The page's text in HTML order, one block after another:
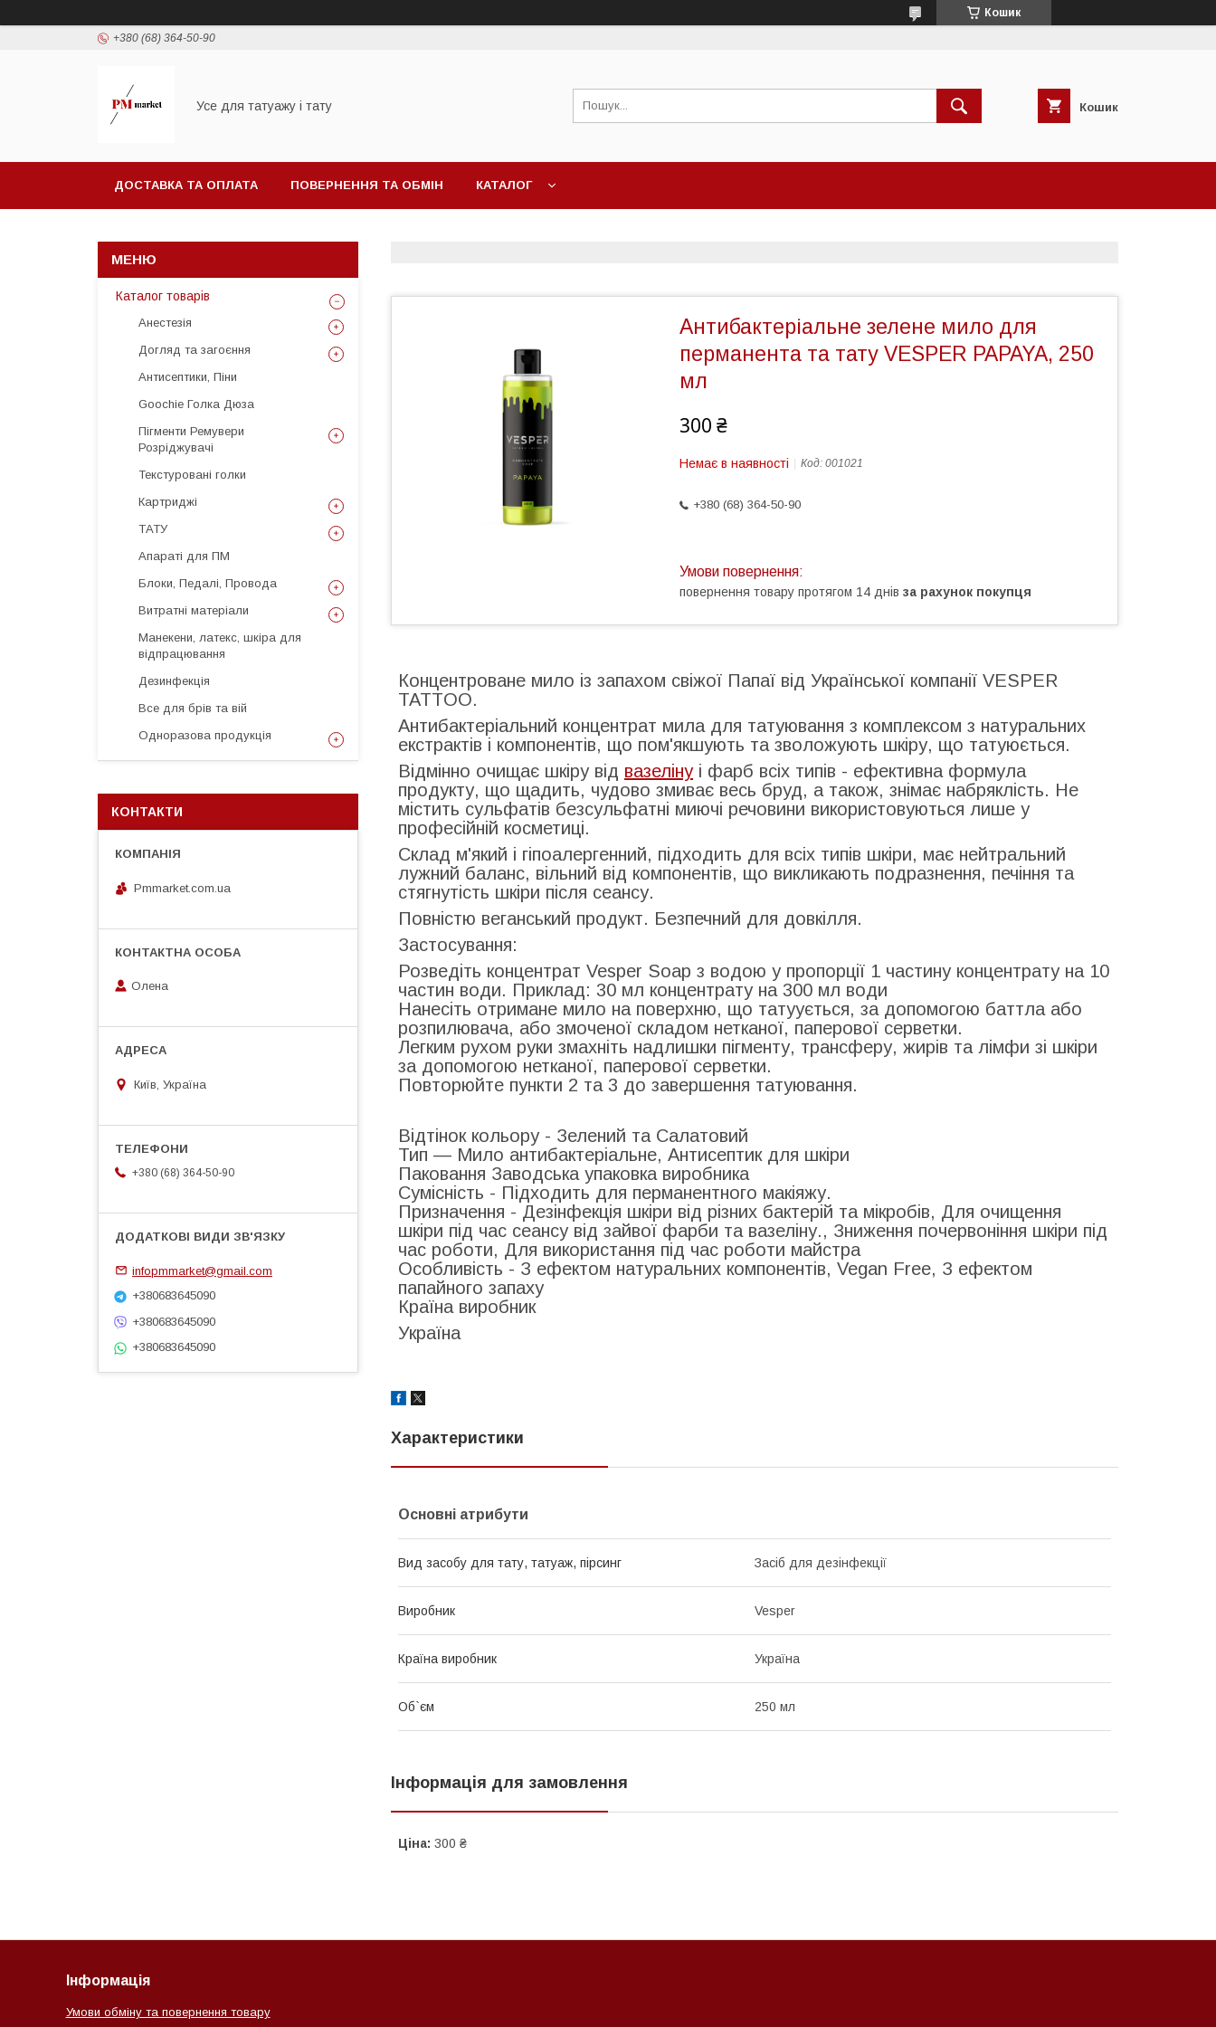
Кошик
+380 (68) 364-50-90
Усе для татуажу і тату Кошик
ДОСТАВКА ТА ОПЛАТА ПОВЕРНЕННЯ ТА ОБМІН КАТАЛОГ
Антибактеріальне зелене мило для
перманента та тату VESPER PAPAYA, 250
мл
300 ₴
Немає в наявності Код: 001021
+380 (68) 364-50-90
повернення товару протягом 14 днів за рахунок покупця
Концентроване мило із запахом свіжої Папаї від Української компанії VESPER
TATTOO.
Антибактеріальний концентрат мила для татуювання з комплексом з натуральних
екстрактів і компонентів, що пом'якшують та зволожують шкіру, що татуюється.
Відмінно очищає шкіру від вазелінуі фарб всіх типів - ефективна формула
продукту, що щадить, чудово змиває весь бруд, а також, знімає набряклість. Не
містить сульфатів безсульфатні миючі речовини використовуються лише у
професійній косметиці.
Склад м'який і гіпоалергенний, підходить для всіх типів шкіри, має нейтральний
лужний баланс, вільний від компонентів, що викликають подразнення, печіння та
стягнутість шкіри після сеансу.
Повністю веганський продукт. Безпечний для довкілля.
Застосування:
Розведіть концентрат Vesper Soap з водою у пропорції 1 частину концентрату на 10
частин води. Приклад: 30 мл концентрату на 300 мл води
Нанесіть отримане мило на поверхню, що татуується, за допомогою баттла або
розпилювача, або змоченої складом нетканої, паперової серветки.
Легким рухом руки змахніть надлишки пігменту, трансферу, жирів та лімфи зі шкіри
за допомогою нетканої, паперової серветки.
Повторюйте пункти 2 та 3 до завершення татуювання.
Відтінок кольору - Зелений та Салатовий
Тип — Мило антибактеріальне, Антисептик для шкіри
Паковання Заводська упаковка виробника
Сумісність - Підходить для перманентного макіяжу.
Призначення - Дезінфекція шкіри від різних бактерій та мікробів, Для очищення
шкіри під час сеансу від зайвої фарби та вазеліну., Зниження почервоніння шкіри під
час роботи, Для використання під час роботи майстра
Особливість - З ефектом натуральних компонентів, Vegan Free, З ефектом
папайного запаху
Країна виробник
Україна
Характеристики
Основні атрибути
Вид засобу для тату, татуаж, пірсинг Засіб для дезінфекції
Виробник Vesper
Країна виробник Україна
Об`єм 250 мл
Інформація для замовлення
Ціна: 300 ₴
Каталог товарів
Анестезія
Догляд та загоєння
Антисептики, Піни
Goochie Голка Дюза
Пігменти Ремувери
Розріджувачі
Текстуровані голки
Картриджі
ТАТУ
Апараті для ПМ
Блоки, Педалі, Провода
Витратні матеріали
Манекени, латекс, шкіра для
відпрацювання
Дезинфекція
Все для брів та вій
Одноразова продукція
КОНТАКТИ
Pmmarket.com.ua
Олена
Київ, Україна
+380 (68) 364-50-90
infopmmarket@gmail.com
+380683645090
+380683645090
+380683645090
Інформація
Умови обміну та повернення товару